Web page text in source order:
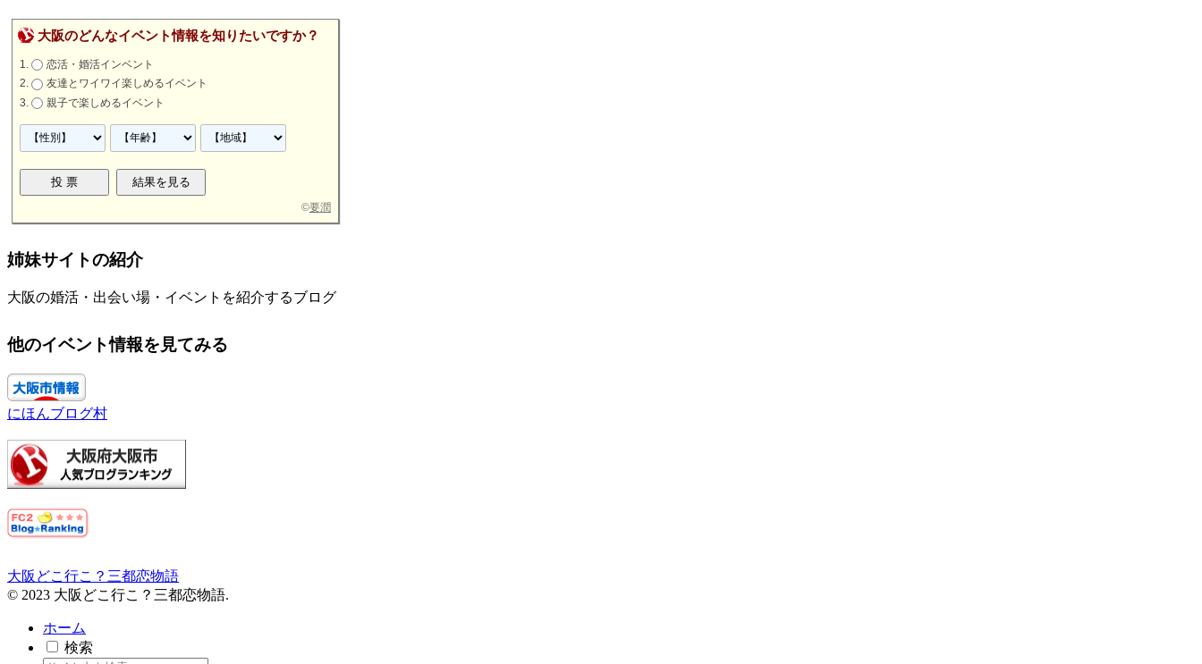
大阪のどんなイベント情報を知りたいですか？
恋活・婚活インベント
友達とワイワイ楽しめるイベント
親子で楽しめるイベント
©要潤
姉妹サイトの紹介
大阪の婚活・出会い場・イベントを紹介するブログ
他のイベント情報を見てみる
にほんブログ村
大阪どこ行こ？三都恋物語
© 2023 大阪どこ行こ？三都恋物語.
ホーム
検索